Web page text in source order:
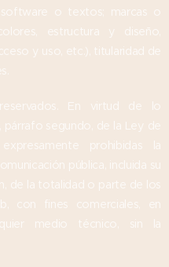
o textos; marcas o
estructura y diseño,
y uso, etc.), titularidad de
En virtud de lo
segundo, de la Ley de
prohibidas la
pública, incluida su
de la totalidad o parte de los
con fines comerciales, en
medio técnico, sin la